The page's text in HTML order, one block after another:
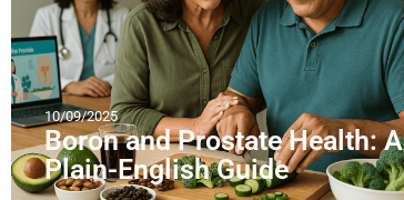
10/09/2025
Boron and Prostate Health: A
Plain-English Guide